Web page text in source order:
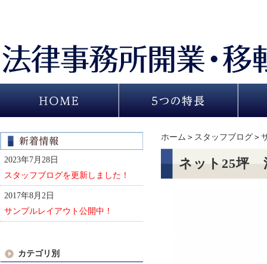
ホーム ＞ スタッフブログ ＞
ネット25坪
2023年7月28日
スタッフブログを更新しました！
2017年8月2日
サンプルレイアウト公開中！
カテゴリ別